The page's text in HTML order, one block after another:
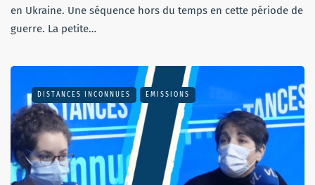
en Ukraine. Une séquence hors du temps en cette période de
guerre. La petite…
DISTANCES INCONNUES EMISSIONS